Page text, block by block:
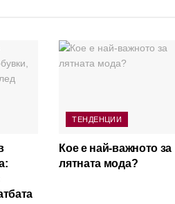
ТЕНДЕНЦИИ
Кое е най-важното за
лятната мода?